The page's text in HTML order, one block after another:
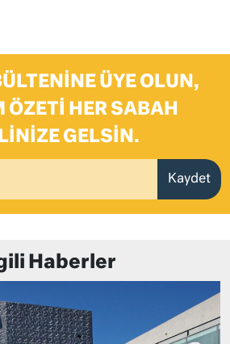
ÜYE OLUN,
ÖZETI HER SABAH
GELSIN.
Kaydet
Haberler